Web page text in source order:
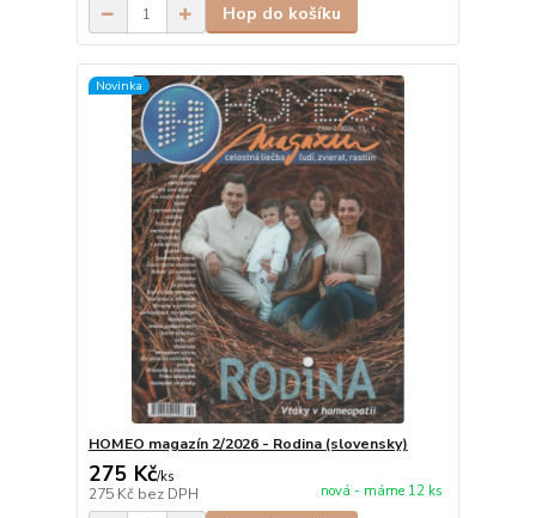
Hop do košíku
Novinka
HOMEO magazín 2/2026 - Rodina (slovensky)
275 Kč/ks
275 Kč bez DPH nová - máme 12 ks